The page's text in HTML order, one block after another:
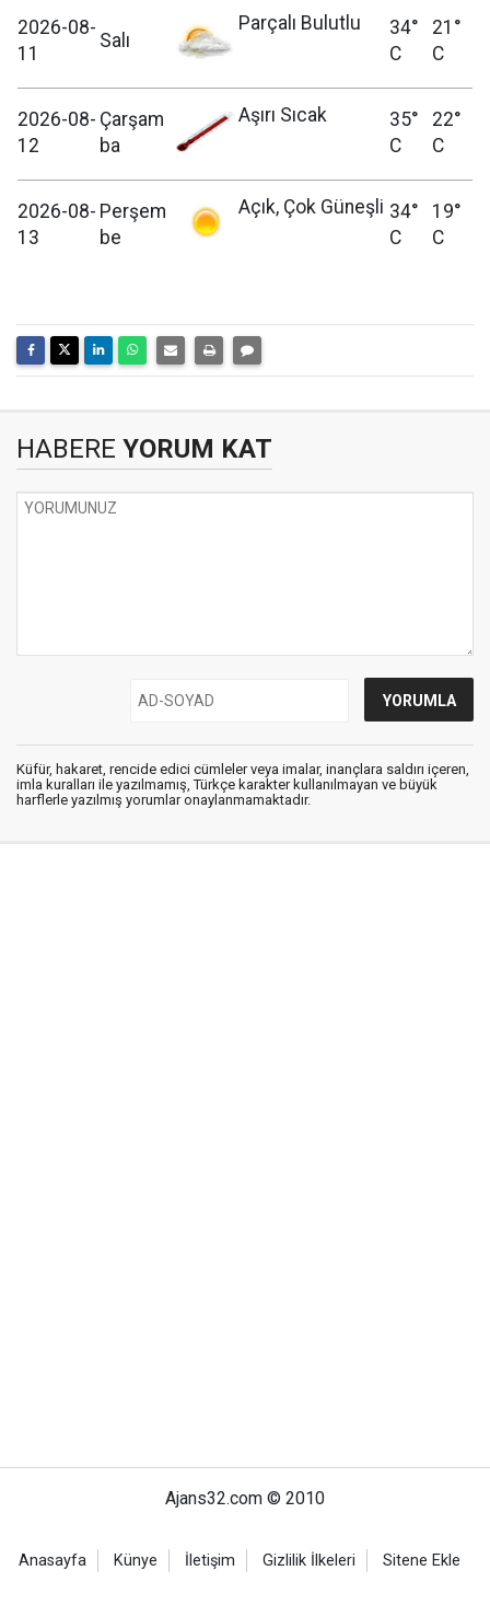
2026-08-
11
Salı
Parçalı Bulutlu
34°
C
21°
C
2026-08-
12
Çarşam
ba
Aşırı Sıcak
35°
C
22°
C
2026-08-
13
Perşem
be
Açık, Çok Güneşli 34°
C
19°
C
HABERE YORUM KAT
Küfür, hakaret, rencide edici cümleler veya imalar, inançlara saldırı içeren,
imla kuralları ile yazılmamış, Türkçe karakter kullanılmayan ve büyük
harflerle yazılmış yorumlar onaylanmamaktadır.
Ajans32.com © 2010
Anasayfa Künye İletişim Gizlilik İlkeleri Sitene Ekle